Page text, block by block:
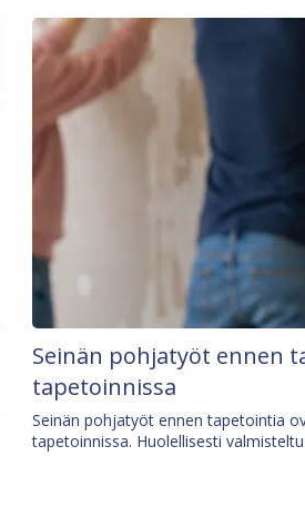
Seinän pohjatyöt ennen
tapetoinnissa
Seinän pohjatyöt ennen tapetointia
tapetoinnissa. Huolellisesti